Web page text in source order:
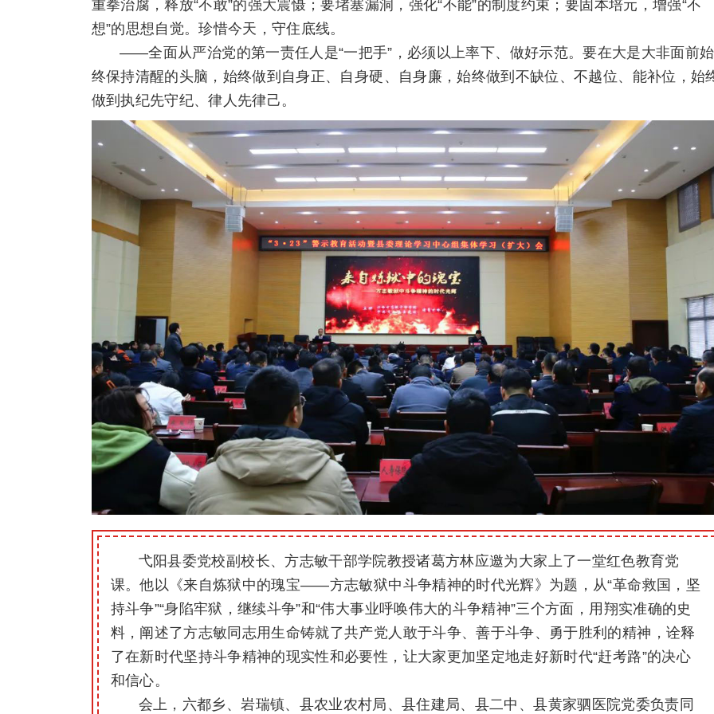
重拳治腐，释放“不敢”的强大震慑；要堵塞漏洞，强化“不能”的制度约束；要固本培元，增强“不
想”的思想自觉。珍惜今天，守住底线。
——全面从严治党的第一责任人是“一把手”，必须以上率下、做好示范。要在大是大非面前始
终保持清醒的头脑，始终做到自身正、自身硬、自身廉，始终做到不缺位、不越位、能补位，始
做到执纪先守纪、律人先律己。
弋阳县委党校副校长、方志敏干部学院教授诸葛方林应邀为大家上了一堂红色教育党
课。他以《来自炼狱中的瑰宝——方志敏狱中斗争精神的时代光辉》为题，从“革命救国，坚
持斗争”“身陷牢狱，继续斗争”和“伟大事业呼唤伟大的斗争精神”三个方面，用翔实准确的史
料，阐述了方志敏同志用生命铸就了共产党人敢于斗争、善于斗争、勇于胜利的精神，诠释
了在新时代坚持斗争精神的现实性和必要性，让大家更加坚定地走好新时代“赶考路”的决心
和信心。
会上，六都乡、岩瑞镇、县农业农村局、县住建局、县二中、县黄家驷医院党委负责同